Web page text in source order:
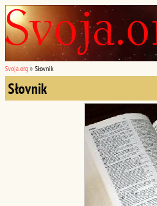
Svoja.org » Słovnik
Słovnik